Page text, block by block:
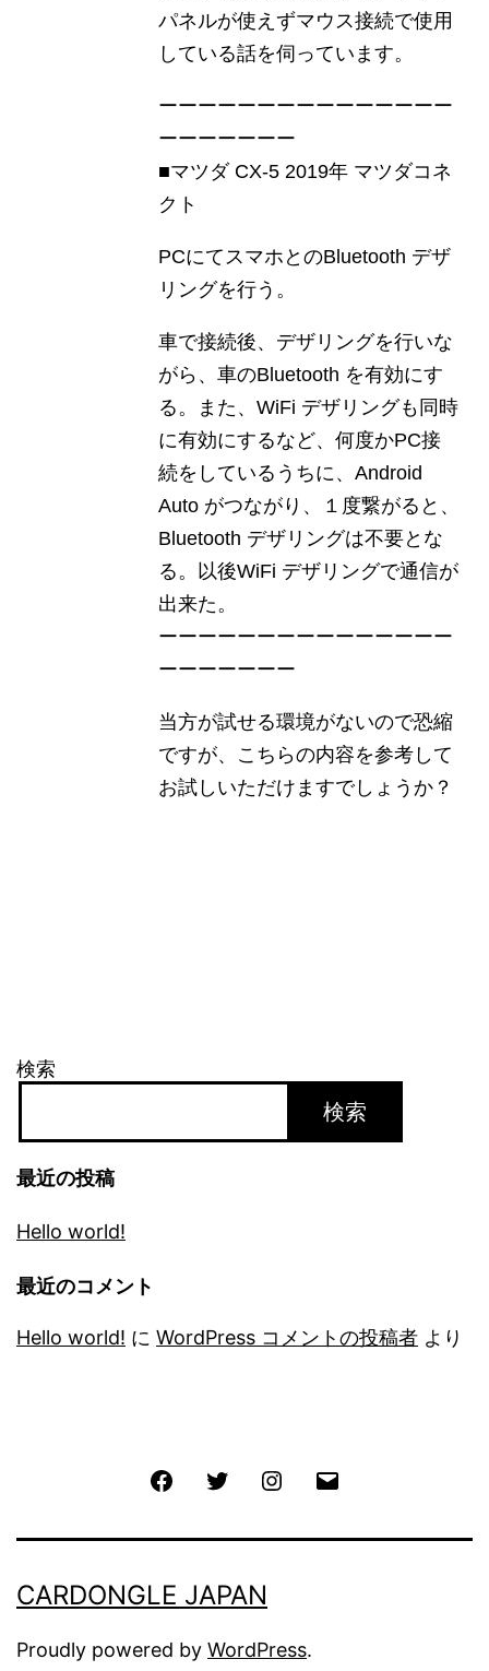
パネルが使えずマウス接続で使用
している話を伺っています。
ーーーーーーーーーーーーーーー
ーーーーーーー
■マツダ CX-5 2019年 マツダコネ
クト
PCにてスマホとのBluetooth デザ
リングを行う。
車で接続後、デザリングを行いな
がら、車のBluetooth を有効にす
る。また、WiFi デザリングも同時
に有効にするなど、何度かPC接
続をしているうちに、Android
Auto がつながり、１度繋がると、
Bluetooth デザリングは不要とな
る。以後WiFi デザリングで通信が
出来た。
ーーーーーーーーーーーーーーー
ーーーーーーー
当方が試せる環境がないので恐縮
ですが、こちらの内容を参考して
お試しいただけますでしょうか？
検索
検索
最近の投稿
Hello world!
最近のコメント
Hello world! に WordPress コメントの投稿者 より
FacebookTwitter Instagram
CARDONGLE JAPAN
Proudly powered by WordPress.